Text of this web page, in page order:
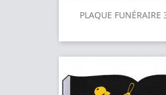
PLAQUE FUNÉRAIRE